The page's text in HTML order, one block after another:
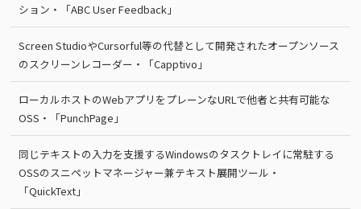
ション・「ABC User Feedback」
Screen StudioやCursorful等の代替として開発されたオープンソース
のスクリーンレコーダー・「Capptivo」
ローカルホストのWebアプリをプレーンなURLで他者と共有可能な
OSS・「PunchPage」
同じテキストの入力を支援するWindowsのタスクトレイに常駐する
OSSのスニペットマネージャー兼テキスト展開ツール・
「QuickText」